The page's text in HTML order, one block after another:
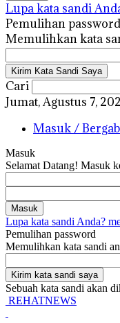
Lupa kata sandi
Pemulihan password
Memulihkan kata
Cari
Jumat, Agustus 7,
Masuk /
Masuk
Selamat Datang! Masuk
Lupa kata sandi Anda?
Pemulihan password
Memulihkan kata sandi
Sebuah kata sandi akan
REHATNEWS